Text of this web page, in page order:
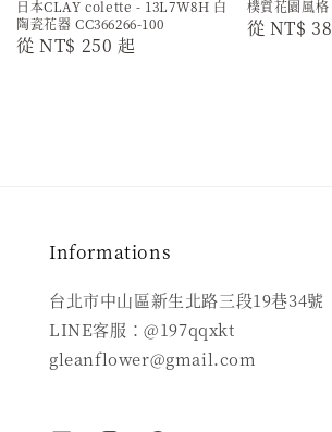
日本CLAY colette - 13L7W8H 白
陶瓷花器 CC366266-100
Regular
從NT$ 250 起
樸質花園風
Regular
從 NT$
Informations
台北市中山區新生北路三段19巷34號
LINE客服：@197qqxkt
gleanflower@gmail.com